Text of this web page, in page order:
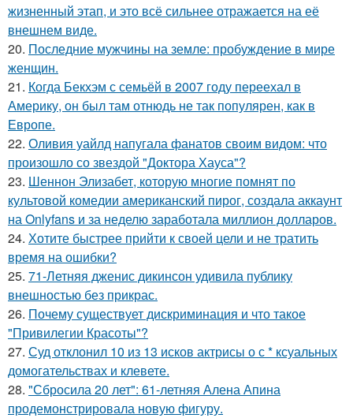
жизненный этап, и это всё сильнее отражается на её
внешнем виде.
20. Последние мужчины на земле: пробуждение в мире
женщин.
21. Когда Бекхэм с семьёй в 2007 году переехал в
Америку, он был там отнюдь не так популярен, как в
Европе.
22. Оливия уайлд напугала фанатов своим видом: что
произошло со звездой "Доктора Хауса"?
23. Шеннон Элизабет, которую многие помнят по
культовой комедии американский пирог, создала аккаунт
на Onlyfans и за неделю заработала миллион долларов.
24. Хотите быстрее прийти к своей цели и не тратить
время на ошибки?
25. 71-Летняя дженис дикинсон удивила публику
внешностью без прикрас.
26. Почему существует дискриминация и что такое
"Привилегии Красоты"?
27. Суд отклонил 10 из 13 исков актрисы о с * ксуальных
домогательствах и клевете.
28. "Сбросила 20 лет": 61-летняя Алена Апина
продемонстрировала новую фигуру.